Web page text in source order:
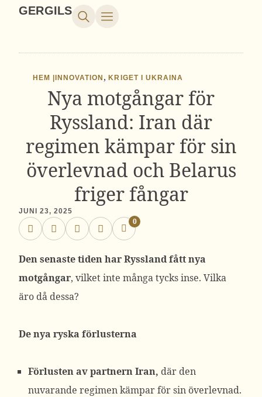
GERGILS
HEM | INNOVATION , KRIGET I UKRAINA
Nya motgångar för
Ryssland: Iran där
regimen kämpar för sin
överlevnad och Belarus
friger fångar
JUNI 23, 2025
0
Den senaste tiden har Ryssland fått nya
motgångar, vilket inte många tycks inse. Vilka
äro då dessa?
De nya ryska förlusterna
Förlusten av partnern Iran, där den
nuvarande regimen kämpar för sin överlevnad.